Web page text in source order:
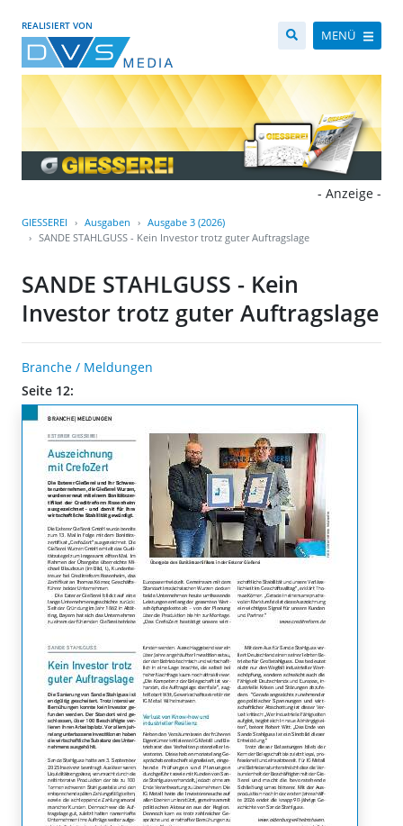
REALISIERT VON
MENÜ
- Anzeige -
GIESSEREI Ausgaben
Ausgabe 3 (2026)
SANDE STAHLGUSS - Kein Investor trotz guter Auftragslage
SANDE STAHLGUSS - Kein
Investor trotz guter Auftragslage
Branche / Meldungen
Seite 12: